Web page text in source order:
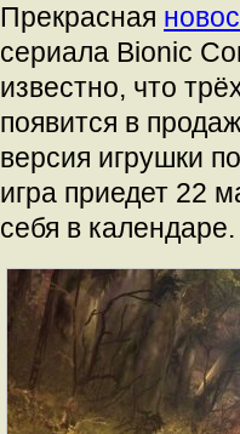
Прекрасная
сериала Bionic
известно, что
появится в
версия игрушки
игра приедет 22
себя в календаре.